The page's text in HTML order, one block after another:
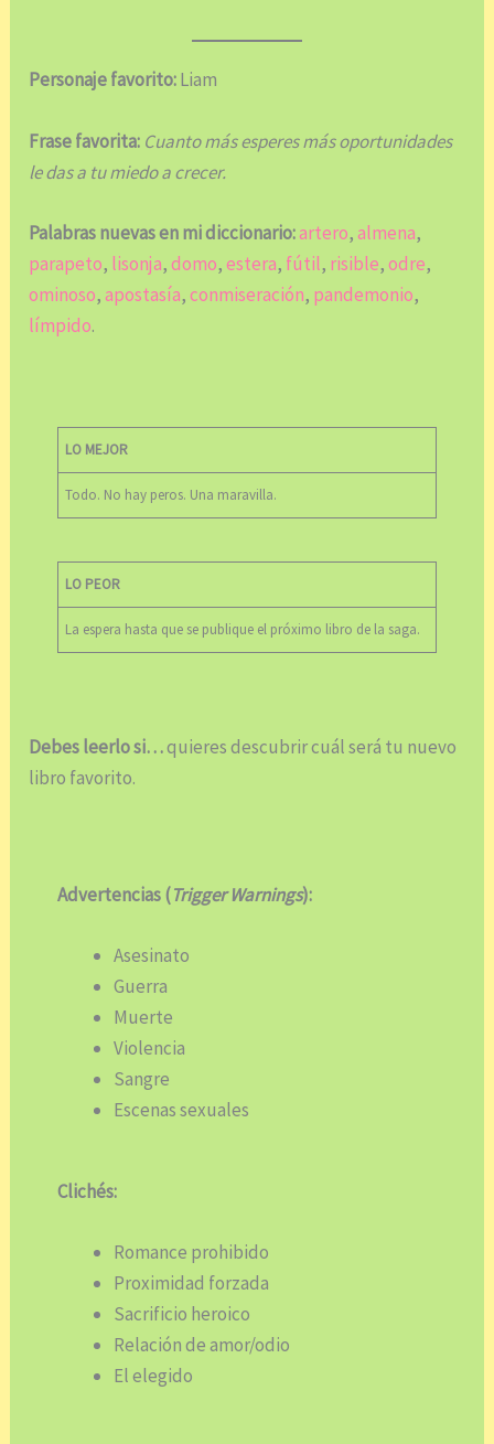
Personaje favorito:Liam
Frase favorita: Cuanto más esperes más oportunidades
le das a tu miedo a crecer.
Palabras nuevas en mi diccionario:artero,almena,
parapeto, lisonja,domo,estera, fútil, risible,odre,
ominoso,apostasía,conmiseración, pandemonio,
límpido.
LO MEJOR
Todo. No hay peros. Una maravilla.
LO PEOR
La espera hasta que se publique el próximo libro de la saga.
Debes leerlo si…quieres descubrir cuál será tu nuevo
libro favorito.
Advertencias (Trigger Warnings):
Asesinato
Guerra
Muerte
Violencia
Sangre
Escenas sexuales
Clichés:
Romance prohibido
Proximidad forzada
Sacrificio heroico
Relación de amor/odio
El elegido